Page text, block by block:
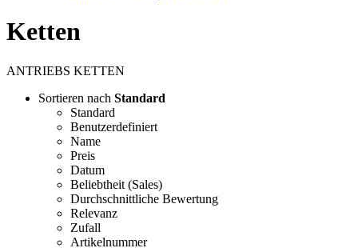
Ketten
ANTRIEBS KETTEN
Sortieren nach Standard
Standard
Benutzerdefiniert
Name
Preis
Datum
Beliebtheit (Sales)
Durchschnittliche Bewertung
Relevanz
Zufall
Artikelnummer